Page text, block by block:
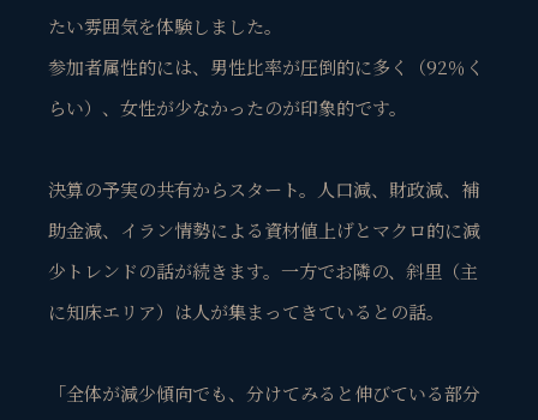
たい雰囲気を体験しました。
参加者属性的には、男性比率が圧倒的に多く（92％く
らい）、女性が少なかったのが印象的です。
決算の予実の共有からスタート。人口減、財政減、補
助金減、イラン情勢による資材値上げとマクロ的に減
少トレンドの話が続きます。一方でお隣の、斜里（主
に知床エリア）は人が集まってきているとの話。
「全体が減少傾向でも、分けてみると伸びている部分